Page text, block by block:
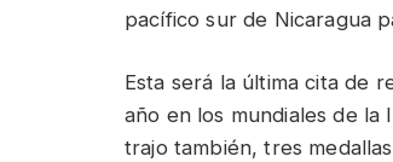
pacífico sur de Nicaragua
Esta será la última cita de
año en los mundiales de la
trajo también, tres